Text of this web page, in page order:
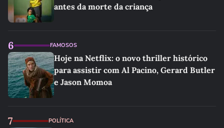
antes da morte da criança
6 FAMOSOS
Hoje na Netflix: o novo thriller histórico
para assistir com Al Pacino, Gerard Butler
e Jason Momoa
7 POLÍTICA